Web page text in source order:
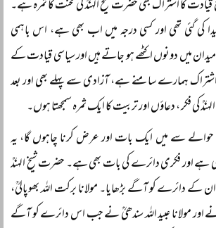
کا اشتراک بھی حضرت شیخ الہندؒ کی محنت کا ثمرہ ہے۔
کی گئی تھی اور کسی درجہ میں اب بھی ہے، اس باہمی
میں دونوں اکٹھے ہو جاتے ہیں اور سیاسی قیادت کے
اشتراک ہمارے سامنے ہے، آزادی سے پہلے بھی اور بعد
کی فکر ، دعاؤں اور تربیت کا ایک ثمرہ سمجھتا ہوں۔
سے میں ایک بات اور عرض کرنا چاہوں گا، یہ
ہے اور فکری دائرے کی بات بھی ہے۔ حضرت شیخ الہندؒ
کو آگے بڑھایا۔ مولانا برکت اللہ بھوپالیؒ،
نے اور مولانا عبید اللہ سندھیؒ نے جب اس دائرے کو آگے